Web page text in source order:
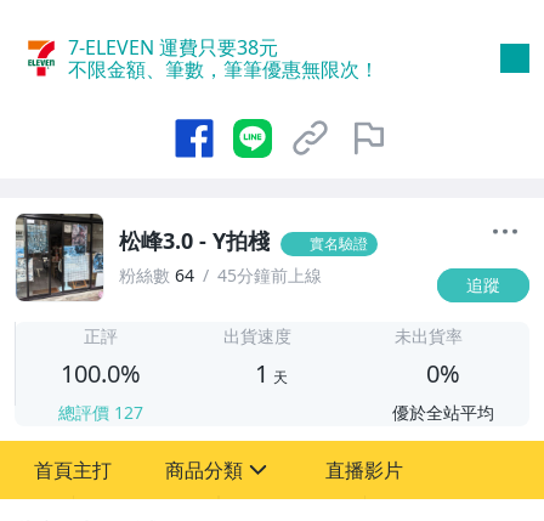
7-ELEVEN 運費只要38元
不限金額、筆數，筆筆優惠無限次！
松峰3.0 - Y拍棧 實名驗證
粉絲數 64 45分鐘前上線 追蹤
正評
100.0%
總評價 127
出貨速度
1 天
未出貨率
0%
優於全站平均
首頁主打 商品分類 直播影片